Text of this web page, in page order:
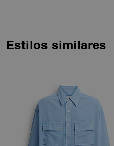
Estilos similares